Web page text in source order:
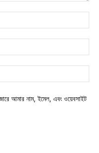
আমার নাম, ইমেল, এবং ওয়েবসাইট